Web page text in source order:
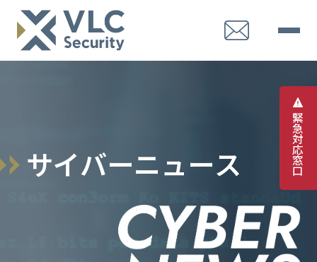
緊
急
対
応
窓
口
サイバーニュース